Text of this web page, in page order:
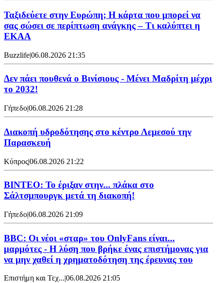
Ταξιδεύετε στην Ευρώπη; Η κάρτα που μπορεί να
σας σώσει σε περίπτωση ανάγκης – Τι καλύπτει η
ΕΚΑΑ
Buzzlife|06.08.2026 21:35
Δεν πάει πουθενά ο Βινίσιους - Μένει Μαδρίτη μέχρι
το 2032!
Γήπεδο|06.08.2026 21:28
Διακοπή υδροδότησης στο κέντρο Λεμεσού την
Παρασκευή
Κύπρος|06.08.2026 21:22
ΒΙΝΤΕΟ: Το έριξαν στην... πλάκα στο
Σάλτσμπουργκ μετά τη διακοπή!
Γήπεδο|06.08.2026 21:09
BBC: Οι νέοι «σταρ» του OnlyFans είναι...
μαρμότες - Η λύση που βρήκε ένας επιστήμονας για
να μην χαθεί η χρηματοδότηση της έρευνας του
Επιστήμη και Τεχ...|06.08.2026 21:05